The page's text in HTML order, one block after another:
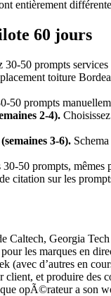
entièrement
60 jours
30-50 prompts
toiture
50 prompts
2-4).
3-6).
30-50 prompts, mêmes
citation sur les
Georgia
les marques en
(avec d’autres en
et produire
opÃ©rateur a son